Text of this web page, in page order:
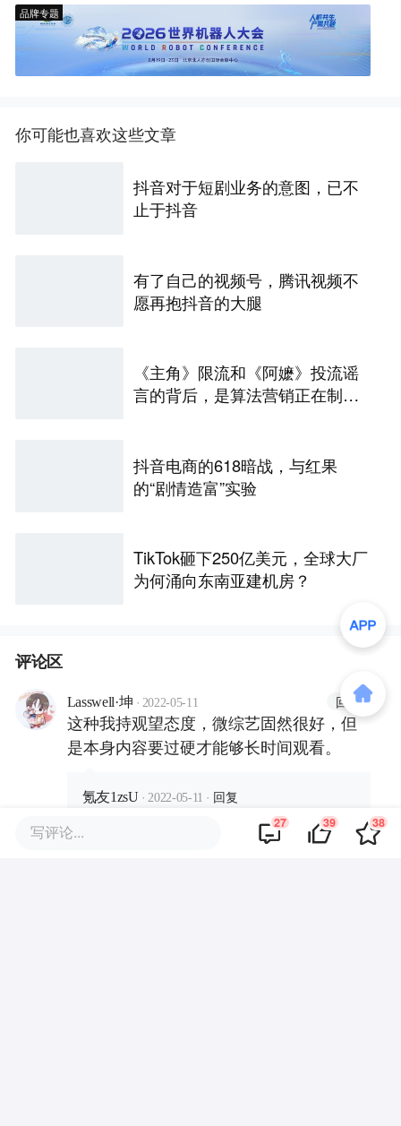
品牌专题
你可能也喜欢这些文章
抖音对于短剧业务的意图，已不
止于抖音
有了自己的视频号，腾讯视频不
愿再抱抖音的大腿
《主角》限流和《阿嬷》投流谣
言的背后，是算法营销正在制造
抖音电商的618暗战，与红果
的“剧情造富”实验
TikTok砸下250亿美元，全球大厂
为何涌向东南亚建机房？
评论区
Lasswell·坤 · 2022-05-11 回复
这种我持观望态度，微综艺固然很好，但
是本身内容要过硬才能够长时间观看。
氪友1zsU · 2022-05-11 · 回复
一般综艺感觉还是要超过一定时长才好看，
而且像现在很多慢综艺 更是时长为主
写评论... 27 39 38